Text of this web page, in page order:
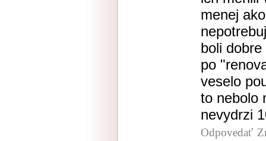
menej
boli
po
veselo
to nebolo
nevydrzi
Odpovedať